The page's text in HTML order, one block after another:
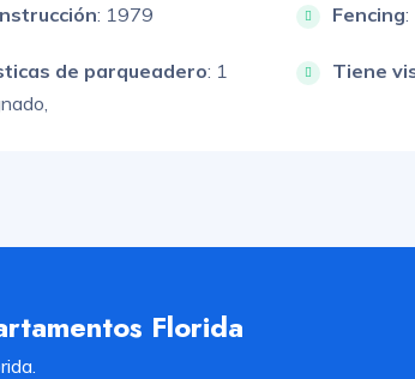
: 1979 Fencing:
de parqueadero: 1
Tiene
Florida